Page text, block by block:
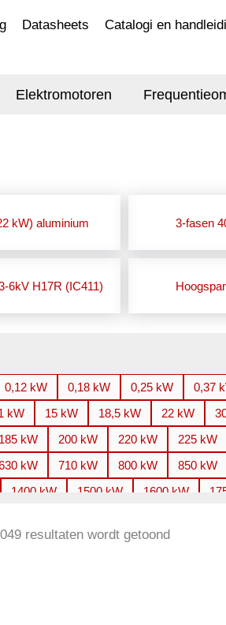
Datasheets Catalogi en
Elektromotoren
kW) aluminium 3-fasen
6kV H17R (IC411)
0,12 kW 0,18 kW 0,25 kW 0,37
kW 15 kW 18,5 kW 22 kW
185 kW 200 kW 220 kW 225 kW
kW 710 kW 800 kW 850 kW
1400 kW 1500 kW 1600 kW
4000 kW 4100 kW 4250 kW
resultaten wordt getoond